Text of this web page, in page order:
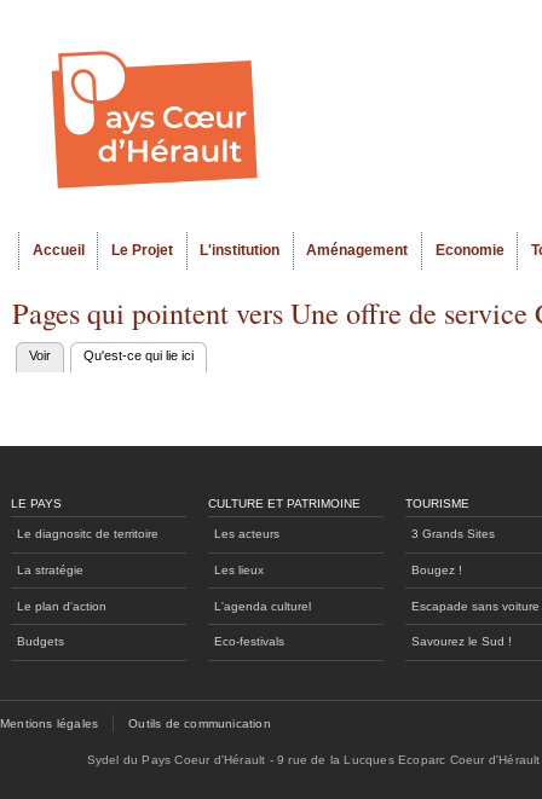
Menu principal
Accueil Le Projet L'institution Aménagement Economie
Pages qui pointent vers Une offre de
Onglets
Voir Qu'est-ce qui lie ici
LE PAYS
Le diagnositc de territoire
La stratégie
Le plan d'action
Budgets
CULTURE ET PATRIMOINE
Les acteurs
Les lieux
L'agenda culturel
Eco-festivals
TOURISME
3 Grands Sites
Bougez !
Escapade sans voiture
Savourez le Sud !
Mentions légales Outils de communication
Sydel du Pays Coeur d'Hérault - 9 rue de la Lucques Ecoparc Coeur